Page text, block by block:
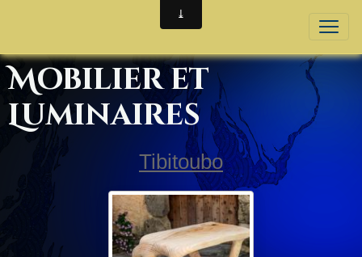
Mobilier et
Luminaires
Tibitoubo